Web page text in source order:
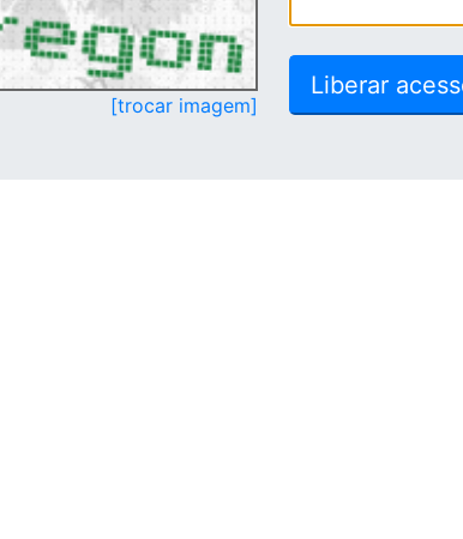
[trocar imagem]